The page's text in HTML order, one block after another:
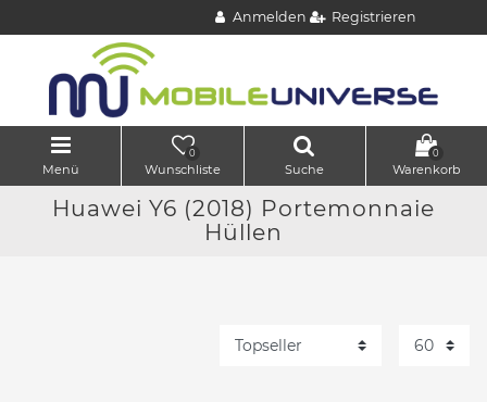
Anmelden Registrieren
Menü
0
Wunschliste Suche
0
Warenkorb
Huawei Y6 (2018) Portemonnaie
Hüllen